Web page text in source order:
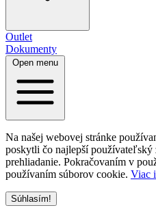
Outlet
Dokumenty
Open menu
Na našej webovej stránke
poskytli čo najlepší používateľský
prehliadanie. Pokračovaním v
používaním súborov cookie. Viac
Súhlasím!